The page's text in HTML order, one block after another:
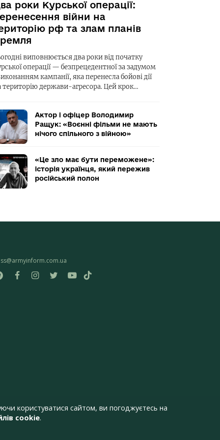
роки Курської операції:
війни на
рф та злам планів
виповнюється два роки від початку
операції — безпрецедентної за задумом
кампанії, яка перенесла бойові дії
територію держави-агресора. Цей крок…
Актор і офіцер Володимир
Ращук: «Воєнні фільми не мають
нічого спільного з війною»
«Це зло має бути переможене»:
історія українця, який пережив
російський полон
користуватися сайтом, ви погоджуєтесь на
cookie.